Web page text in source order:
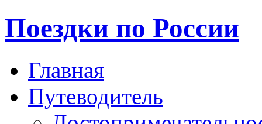
Поездки по России
Главная
Путеводитель